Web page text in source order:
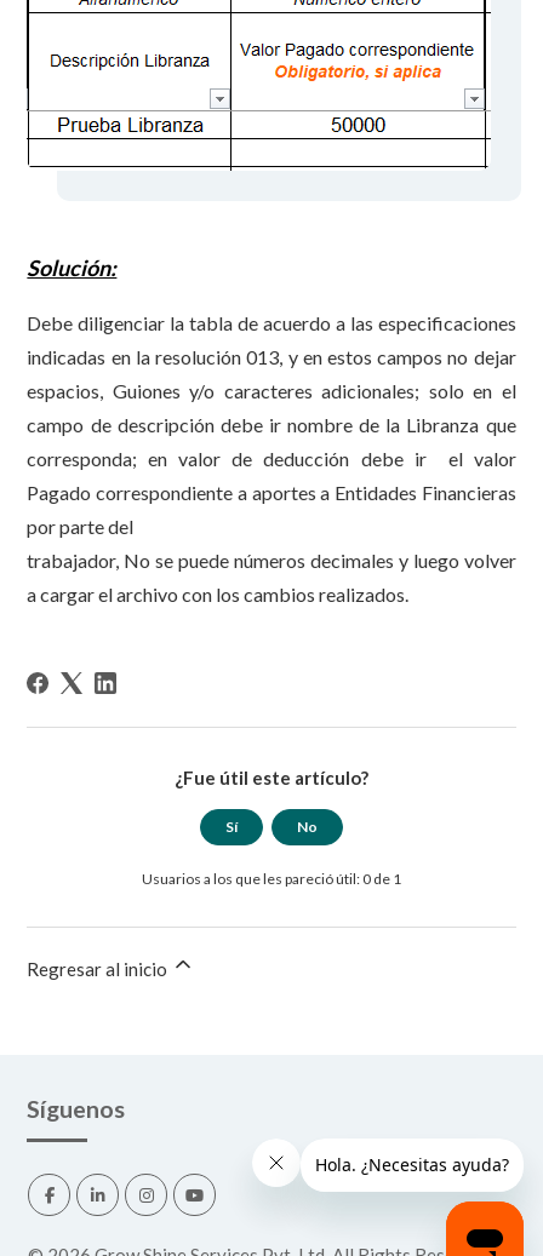
Solución:
Debe diligenciar la tabla de acuerdo a las especificaciones
indicadas en la resolución 013, y en estos campos no dejar
espacios, Guiones y/o caracteres adicionales; solo en el
campo de descripción debe ir nombre de la Libranza que
corresponda; en valor de deducción debe ir el valor
Pagado correspondiente a aportes a Entidades Financieras
por parte del
trabajador, No se puede números decimales y luego volver
a cargar el archivo con los cambios realizados.
¿Fue útil este artículo?
Sí No
Usuarios a los que les pareció útil: 0 de 1
Regresar al inicio
Síguenos